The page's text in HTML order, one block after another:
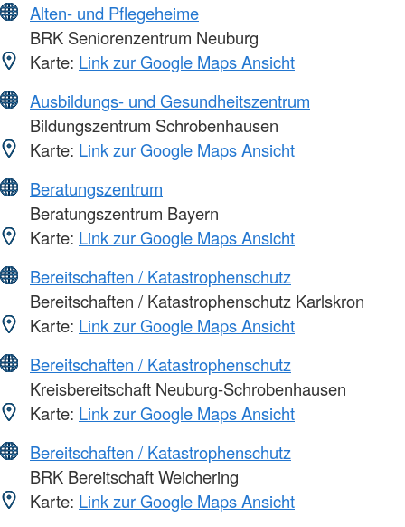
Alten- und Pflegeheime
BRK Seniorenzentrum Neuburg
Karte: Link zur Google Maps Ansicht
Ausbildungs- und Gesundheitszentrum
Bildungszentrum Schrobenhausen
Karte: Link zur Google Maps Ansicht
Beratungszentrum
Beratungszentrum Bayern
Karte: Link zur Google Maps Ansicht
Bereitschaften / Katastrophenschutz
Bereitschaften / Katastrophenschutz Karlskron
Karte: Link zur Google Maps Ansicht
Bereitschaften / Katastrophenschutz
Kreisbereitschaft Neuburg-Schrobenhausen
Karte: Link zur Google Maps Ansicht
Bereitschaften / Katastrophenschutz
BRK Bereitschaft Weichering
Karte: Link zur Google Maps Ansicht